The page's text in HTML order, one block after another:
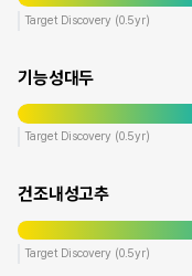
Target Discovery (0.5yr)
기능성대두
Target Discovery (0.5yr)
건조내성고추
Target Discovery (0.5yr)